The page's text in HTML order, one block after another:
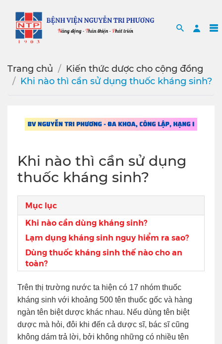
Search
Trang chủ
Kiến thức dược cho cộng đồng
Khi nào thì cần sử dụng thuốc kháng sinh?
Khi nào thì cần sử dụng
thuốc kháng sinh?
Mục lục
Khi nào cần dùng kháng sinh?
Lạm dụng kháng sinh nguy hiểm ra sao?
Dùng thuốc kháng sinh thế nào cho an
toàn?
Trên thị trường nước ta hiện có 17 nhóm thuốc
kháng sinh với khoảng 500 tên thuốc gốc và hàng
ngàn tên biệt dược khác nhau. Nếu dùng tên biệt
dược mà hỏi, đôi khi đến cả dược sĩ, bác sĩ cũng
không dám trả lời, bởi không những có nhiều tên